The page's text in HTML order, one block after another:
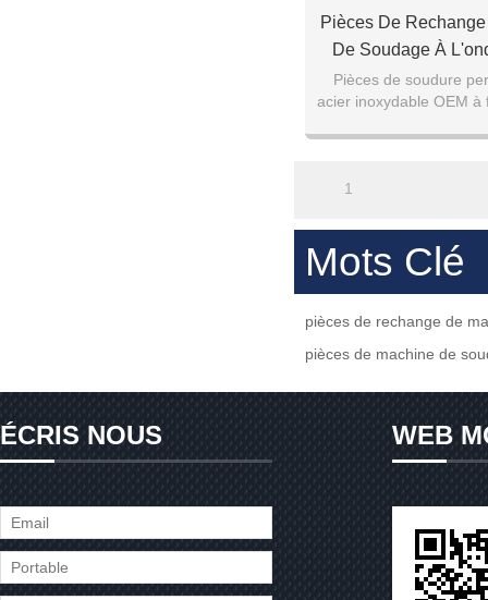
Pièces De
De Soudage À
Pièces de soudure
acier inoxydable OEM à
rechange
1
Mots Clé
pièces de rechange de
pièces de machine de
ÉCRIS NOUS WEB